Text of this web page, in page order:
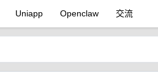
Uniapp Openclaw 交流